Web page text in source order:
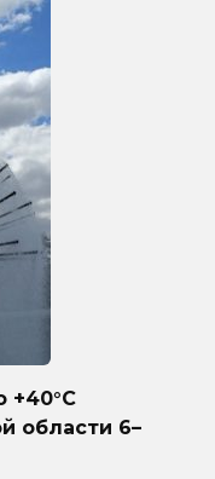
+40°C
области 6–